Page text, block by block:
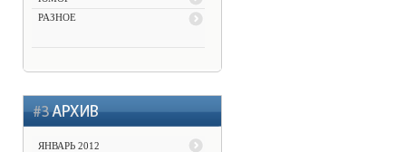
РАЗНОЕ
ЯНВАРЬ 2012